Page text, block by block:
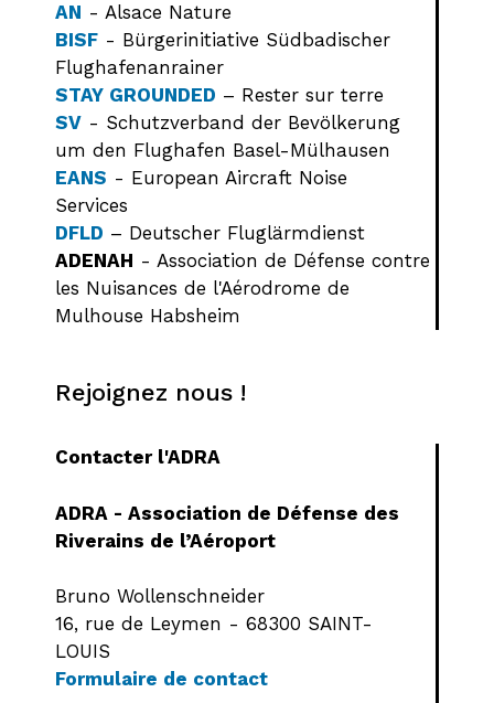
AN - Alsace Nature
BISF - Bürgerinitiative Südbadischer
Flughafenanrainer
STAY GROUNDED – Rester sur terre
SV - Schutzverband der Bevölkerung
um den Flughafen Basel-Mülhausen
EANS - European Aircraft Noise
Services
DFLD – Deutscher Fluglärmdienst
ADENAH - Association de Défense contre
les Nuisances de l'Aérodrome de
Mulhouse Habsheim
Rejoignez nous !
Contacter l'ADRA
ADRA - Association de Défense des
Riverains de l’Aéroport
Bruno Wollenschneider
16, rue de Leymen - 68300 SAINT-
LOUIS
Formulaire de contact